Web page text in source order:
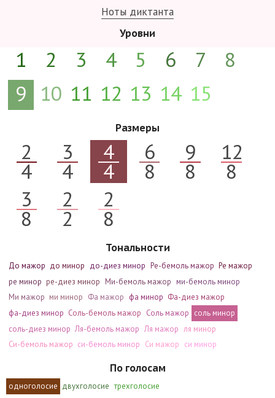
Ноты диктанта
Уровни
1 2 3 4 5 6 7
8
9
10 11 12 13 14 15
Размеры
2
4
3
4
4
4
6
8
9
8
12
8
3
8
2
2
2
8
Тональности
До мажор до минор до-диез минор Ре-бемоль мажор Ре мажор
ре минор ре-диез минор Ми-бемоль мажор ми-бемоль минор
Ми мажор ми минор Фа мажор фа минор Фа-диез мажор
фа-диез минор Соль-бемоль мажор Соль мажор соль минор
соль-диез минор Ля-бемоль мажор Ля мажор ля минор
Си-бемоль мажор си-бемоль минор Си мажор си минор
По голосам
одноголосие двухголосие трехголосие